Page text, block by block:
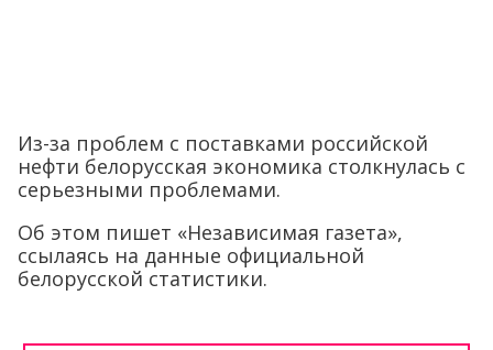
Из-за проблем с поставками российской
нефти белорусская экономика столкнулась с
серьезными проблемами.
Об этом пишет «Независимая газета»,
ссылаясь на данные официальной
белорусской статистики.